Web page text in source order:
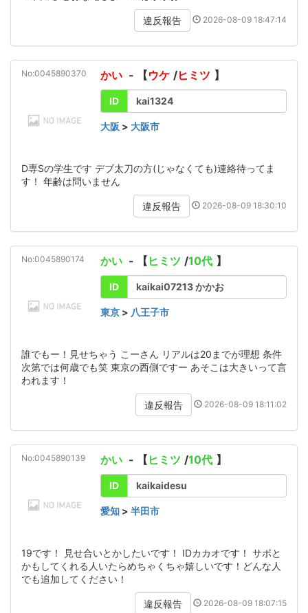
違反報告 2026-08-09 18:47:14
No:0045890370 かい - 【ウケ /ヒミツ 】
ID kai1324
大阪 > 大阪市
D専Sの学生です デブ太刀の方(じゃなくても)連絡待ってま
す！ 年齢は問いません
違反報告 2026-08-09 18:30:10
No:0045890174 かい - 【 ヒミツ /10代 】
ID kaikai07213 かかお
東京 > 八王子市
誰でもー！見せちゃう こーさん リアルは20までが理想 条件
次第では何歳でも笑 東京の西側ですー あそこは大きいって言
われます！
違反報告 2026-08-09 18:11:02
No:0045890139 かい - 【 ヒミツ /10代 】
ID kaikaidesu
愛知 > 半田市
19です！ 見せ合いとかしたいです！ IDカカオです！ サポと
かもしてくれる人いたらめちゃくちゃ嬉しいです！どんな人
でも追加してください！
違反報告 2026-08-09 18:07:15